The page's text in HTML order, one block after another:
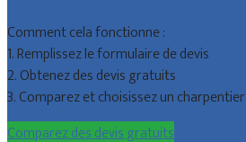
Comment cela fonctionne :
1. Remplissez le formulaire de devis
2. Obtenez des devis gratuits
3. Comparez et choisissez un charpentier
Comparez des devis gratuits